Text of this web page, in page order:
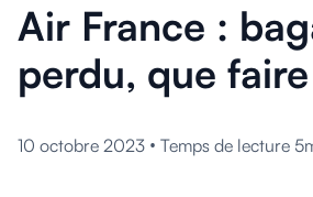
Air France :
perdu, que
10 octobre 2023 • Temps de lecture